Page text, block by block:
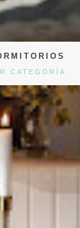
CATEGORÍA